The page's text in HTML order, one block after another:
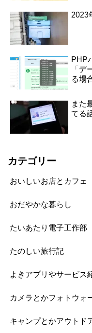
2023
PHP
「デ
る場
また
てる
カテゴリー
おいしいお店とカフェ
おだやかな暮らし
たいあたり電子工作部
たのしい旅行記
よきアプリやサービス
カメラとかフォトウォ
キャンプとかアウトド